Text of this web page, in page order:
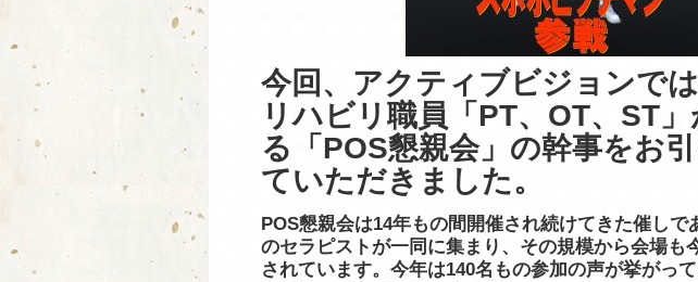
今回、アクティブビジョンで
リハビリ職員「PT、OT、ST
る「POS懇親会」の幹事をお
ていただきました。
POS懇親会は14年もの間開催され続けてきた催しで
のセラピストが一同に集まり、その規模から会場も
されています。今年は140名もの参加の声が挙がっ